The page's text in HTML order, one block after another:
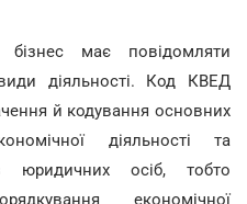
бізнес має повідомляти
діяльності. Код КВЕД
й кодування основних
діяльності та
юридичних осіб, тобто
економічної